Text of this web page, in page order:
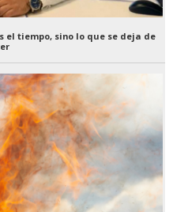
el tiempo, sino lo que se deja de